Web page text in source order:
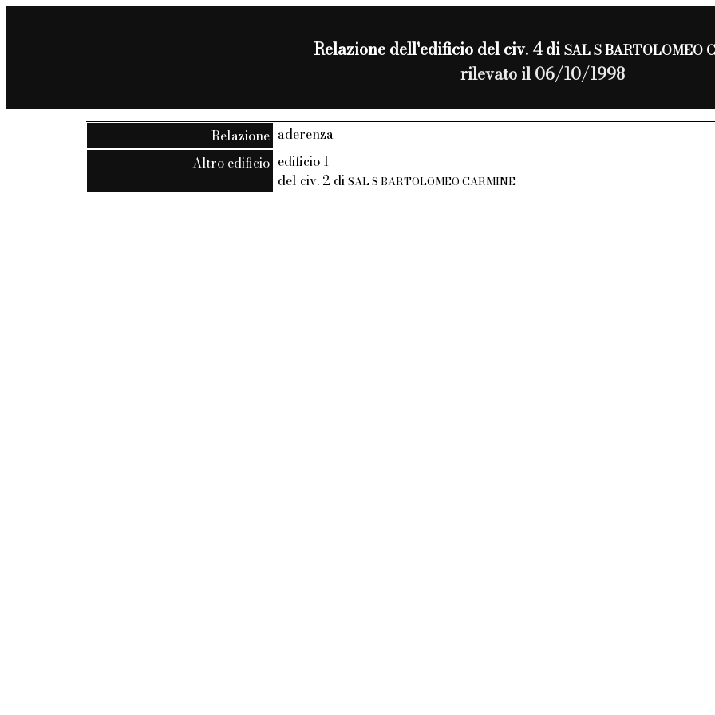
Relazione dell'edificio del civ. 4 diSAL S BARTOLOMEO
rilevato il 06/10/1998
Relazione aderenza
Altro edificio edificio 1
del civ. 2 diSAL S BARTOLOMEO CARMINE